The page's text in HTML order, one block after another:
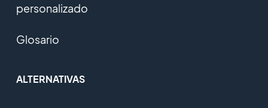
personalizado
Glosario
ALTERNATIVAS